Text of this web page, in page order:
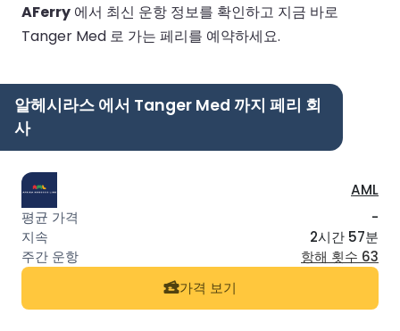
AFerry 에서 최신 운항 정보를 확인하고 지금 바로
Tanger Med 로 가는 페리를 예약하세요.
알헤시라스 에서 Tanger Med 까지 페리 회
사
AML
-
2시간 57분
항해 횟수 63
가격 보기